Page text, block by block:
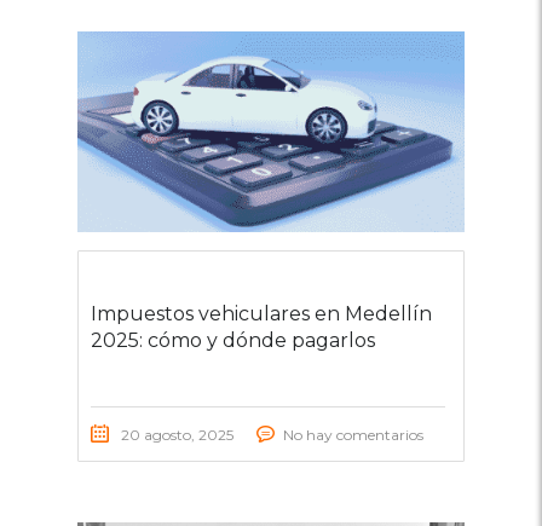
Impuestos vehiculares en Medellín
2025: cómo y dónde pagarlos
20 agosto, 2025 No hay comentarios